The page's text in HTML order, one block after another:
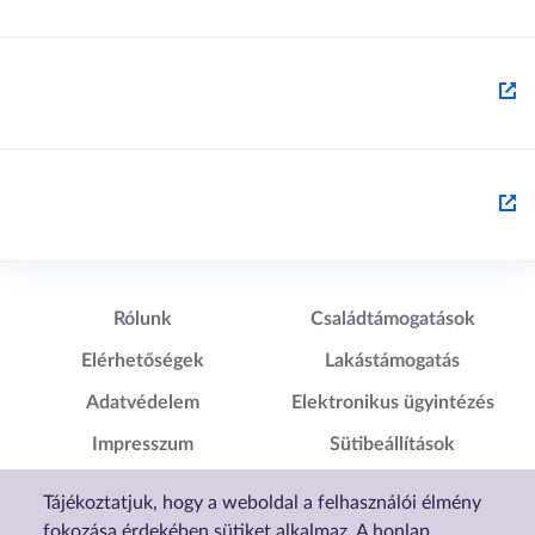
Tájékoztatjuk, hogy a weboldal a felhasználói élmény
Lábléc1
Rólunk
Elérhetőségek
Adatvédelem
Impresszum
Nyilatkozat
Lábléc2
Családtámogatások
Lakástámogatás
Elektronikus ügyintézés
Sütibeállítások